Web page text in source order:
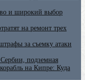
и широкий выбор
на ремонт трех
за съемку атаки
подземная
на Кипре: Куда